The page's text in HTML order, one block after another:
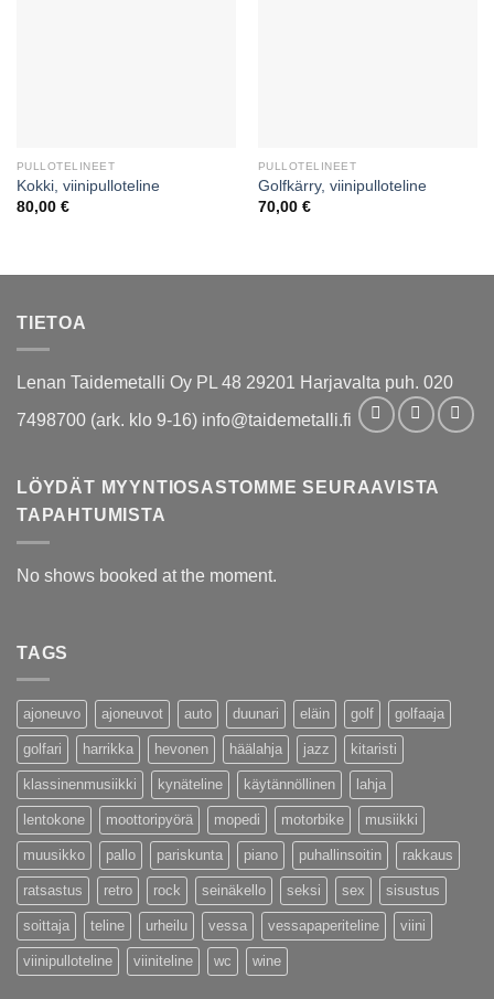
PULLOTELINEET
Kokki, viinipulloteline
80,00 €
PULLOTELINEET
Golfkärry, viinipulloteline
70,00 €
TIETOA
Lenan Taidemetalli Oy PL 48 29201 Harjavalta puh. 020
7498700 (ark. klo 9-16) info@taidemetalli.fi
LÖYDÄT MYYNTIOSASTOMME SEURAAVISTA
TAPAHTUMISTA
No shows booked at the moment.
TAGS
ajoneuvo ajoneuvot auto duunari eläin golf golfaaja
golfari harrikka hevonen häälahja jazz kitaristi
klassinenmusiikki kynäteline käytännöllinen lahja
lentokone moottoripyörä mopedi motorbike musiikki
muusikko pallo pariskunta piano puhallinsoitin rakkaus
ratsastus retro rock seinäkello seksi sex sisustus
soittaja teline urheilu vessa vessapaperiteline viini
viinipulloteline viiniteline wc wine